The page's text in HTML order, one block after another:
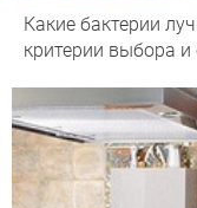
Какие бактерии
критерии выбора